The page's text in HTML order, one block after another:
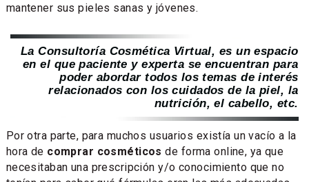
mantener sus pieles sanas y jóvenes.
La Consultoría Cosmética Virtual, es un espacio
en el que paciente y experta se encuentran para
poder abordar todos los temas de interés
relacionados con los cuidados de la piel, la
nutrición, el cabello, etc.
Por otra parte, para muchos usuarios existía un vacío a la
hora de comprar cosméticos de forma online, ya que
necesitaban una prescripción y/o conocimiento que no